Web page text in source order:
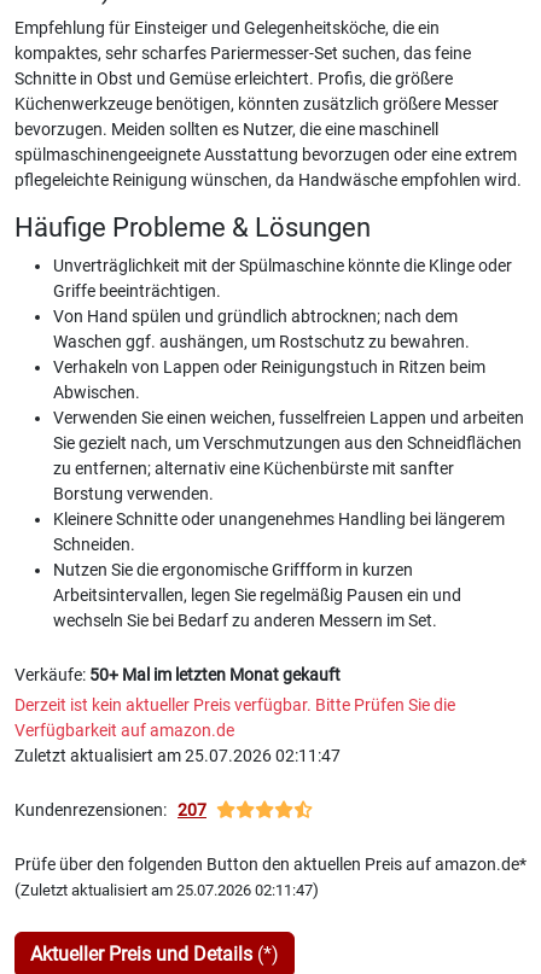
Empfehlung für Einsteiger und Gelegenheitsköche, die ein
kompaktes, sehr scharfes Pariermesser-Set suchen, das feine
Schnitte in Obst und Gemüse erleichtert. Profis, die größere
Küchenwerkzeuge benötigen, könnten zusätzlich größere Messer
bevorzugen. Meiden sollten es Nutzer, die eine maschinell
spülmaschinengeeignete Ausstattung bevorzugen oder eine extrem
pflegeleichte Reinigung wünschen, da Handwäsche empfohlen wird.
Häufige Probleme & Lösungen
Unverträglichkeit mit der Spülmaschine könnte die Klinge oder
Griffe beeinträchtigen.
Von Hand spülen und gründlich abtrocknen; nach dem
Waschen ggf. aushängen, um Rostschutz zu bewahren.
Verhakeln von Lappen oder Reinigungstuch in Ritzen beim
Abwischen.
Verwenden Sie einen weichen, fusselfreien Lappen und arbeiten
Sie gezielt nach, um Verschmutzungen aus den Schneidflächen
zu entfernen; alternativ eine Küchenbürste mit sanfter
Borstung verwenden.
Kleinere Schnitte oder unangenehmes Handling bei längerem
Schneiden.
Nutzen Sie die ergonomische Griffform in kurzen
Arbeitsintervallen, legen Sie regelmäßig Pausen ein und
wechseln Sie bei Bedarf zu anderen Messern im Set.
Verkäufe: 50+ Mal im letzten Monat gekauft
Derzeit ist kein aktueller Preis verfügbar. Bitte Prüfen Sie die
Verfügbarkeit auf amazon.de
Zuletzt aktualisiert am 25.07.2026 02:11:47
Kundenrezensionen: 207
Prüfe über den folgenden Button den aktuellen Preis auf amazon.de*
(Zuletzt aktualisiert am 25.07.2026 02:11:47)
Aktueller Preis und Details (*)